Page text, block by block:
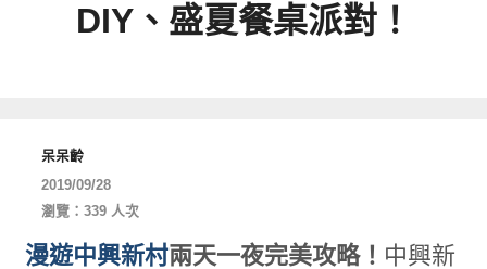
DIY、盛夏餐桌派對！
呆呆齡
2019/09/28
瀏覽：339 人次
漫遊中興新村兩天一夜完美攻略！ 中興新